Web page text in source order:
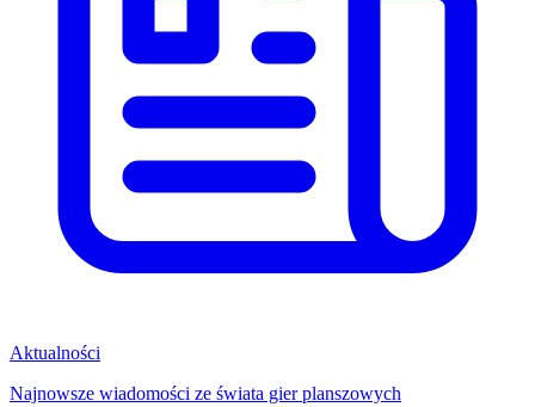
Aktualności
Najnowsze wiadomości ze świata gier planszowych